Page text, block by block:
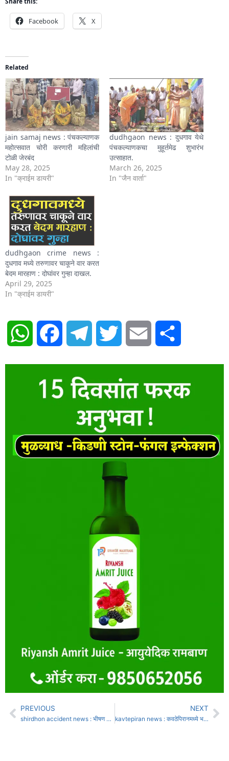
Facebook X
Related
jain samaj news : पंचकल्याणक
महोत्सवात चोरी करणारी महिलांची
टोळी जेरबंद
May 28, 2025
In "क्राईम डायरी"
dudhgaon news : दुधगाव येथे
पंचकल्याणकचा मुहूर्तमेढ शुभारंभ
उत्साहात.
March 26, 2025
In "जैन वार्ता"
dudhgaon crime news :
दुधगाव मध्ये तरुणावर चाकूने वार करत
बेदम मारहाण : दोघांवर गुन्हा दाखल.
April 29, 2025
In "क्राईम डायरी"
WhatsAppFacebook Telegram Twitter Email
PREVIOUS
shirdhon accident news : भीषण अपघातात शिरढोणच्या ट्रॅव्हल्स चालकासह तिघेजण ठार :
NEXT
kavtepiran news : कवठेपिरानमध्ये भरधाव दुचाकीच्या धडकेत गंभीर जखमी झालेल्या वृद्धाचा मृत्यू